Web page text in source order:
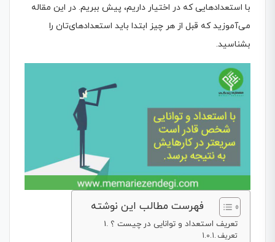
با استعدادهایی که در اختیار داریم، پیش ببریم. در این مقاله
می‌آموزید که قبل از هر چیز ابتدا باید استعدادهای‌تان را
بشناسید.
فهرست مطالب این نوشته
تعریف استعداد و توانایی در چیست ؟
تعریف